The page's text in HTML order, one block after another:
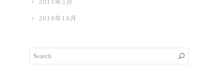
2011年5月
2010年10月